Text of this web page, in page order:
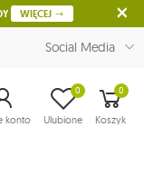
WIĘCEJ
Social Media
konto Ulubione
0 0
Koszyk